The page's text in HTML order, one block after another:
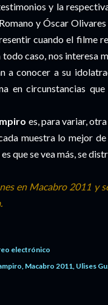
y la
y Óscar
cuando el filme
caso, nos interesa
a conocer a su
en circunstancias
es, para variar,
muestra lo mejor
que se vea más, se
en Macabro 2011 y
electrónico
Macabro 2011 Ulises